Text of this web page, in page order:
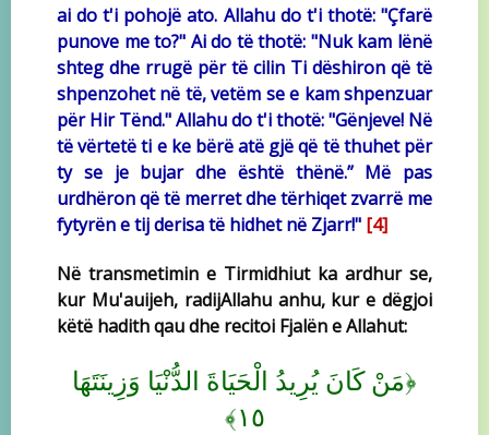
ai do t'i pohojë ato. Allahu do t'i thotë: "Çfarë
punove me to?" Ai do të thotë: "Nuk kam lënë
shteg dhe rrugë për të cilin Ti dëshiron që të
shpenzohet në të, vetëm se e kam shpenzuar
për Hir Tënd." Allahu do t'i thotë: "Gënjeve! Në
të vërtetë ti e ke bërë atë gjë që të thuhet për
ty se je bujar dhe është thënë.” Më pas
urdhëron që të merret dhe tërhiqet zvarrë me
fytyrën e tij derisa të hidhet në Zjarr!" [4]
Në transmetimin e Tirmidhiut ka ardhur se,
kur Mu'auijeh, radijAllahu anhu, kur e dëgjoi
këtë hadith qau dhe recitoi Fjalën e Allahut:
﴿مَنْ كَانَ يُرِيدُ الْحَيَاةَ الدُّنْيَا وَزِينَتَهَا
١٥﴾